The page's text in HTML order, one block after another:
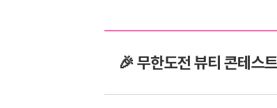
🎉 무한도전 뷰티 콘테스